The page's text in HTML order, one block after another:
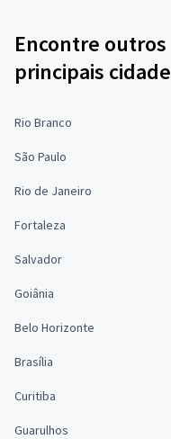
Encontre
principais
Rio Branco
São Paulo
Rio de Janeiro
Fortaleza
Salvador
Goiânia
Belo Horizonte
Brasília
Curitiba
Guarulhos